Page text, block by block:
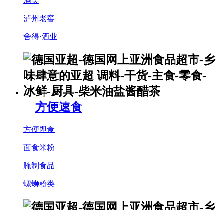
泸州老窖
舍得·酒业
方便速食
方便即食
面食米粉
腌制食品
螺蛳粉类